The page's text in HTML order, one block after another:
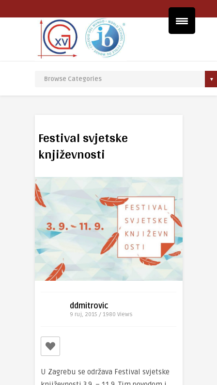
Festival svjetske
književnosti
ddmitrovic
9 ruj, 2015 / 1980 Views
U Zagrebu se održava Festival svjetske